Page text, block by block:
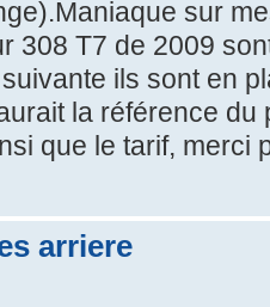
sur
308 T7 de 2009
ils sont en
la référence
que le tarif, merci
arriere